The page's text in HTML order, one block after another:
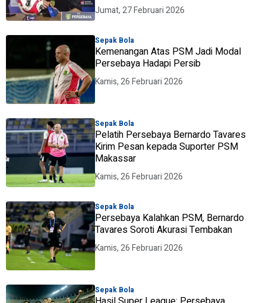
Jumat, 27 Februari 2026
Sepak Bola
Kemenangan Atas PSM Jadi Modal
Persebaya Hadapi Persib
Kamis, 26 Februari 2026
Sepak Bola
Pelatih Persebaya Bernardo Tavares
Kirim Pesan kepada Suporter PSM
Makassar
Kamis, 26 Februari 2026
Sepak Bola
Persebaya Kalahkan PSM, Bernardo
Tavares Soroti Akurasi Tembakan
Kamis, 26 Februari 2026
Sepak Bola